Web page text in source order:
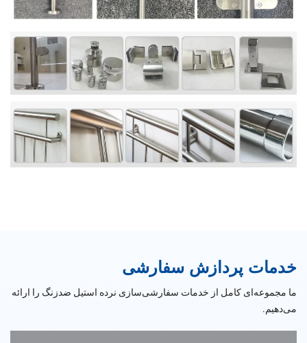
خدمات پردازش سفارشی
ما مجموعه‌ای کامل از خدمات سفارشی‌سازی نرده استیل ضدزنگ را ارائه
می‌دهیم.